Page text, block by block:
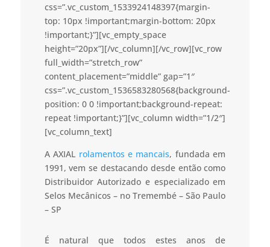
css=”.vc_custom_1533924148397{margin-
top: 10px !important;margin-bottom: 20px
!important;}”][vc_empty_space
height=”20px”][/vc_column][/vc_row][vc_row
full_width=”stretch_row”
content_placement=”middle” gap=”1″
css=”.vc_custom_1536583280568{background-
position: 0 0 !important;background-repeat:
repeat !important;}”][vc_column width=”1/2″]
[vc_column_text]
A AXIAL rolamentos e mancais, fundada em
1991, vem se destacando desde então como
Distribuidor Autorizado e especializado em
Selos Mecânicos – no Tremembé – São Paulo
– SP
É natural que todos estes anos de